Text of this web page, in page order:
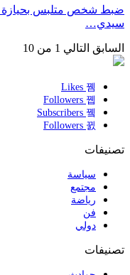
ضبط شخص متلبس بحيازة و
سيدي…
السابق التالي 1 من 10
تصنيفات
سياسة
مجتمع
رياضة
فن
دولي
تصنيفات